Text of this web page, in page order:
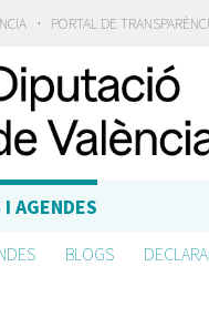
· PORTAL DE
AGENDES
BLOGS